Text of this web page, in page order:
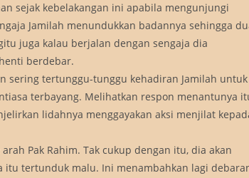
sejak kebelakangan ini apabila mengunjungi
Jamilah menundukkan badannya sehingga
juga kalau berjalan dengan sengaja dia
berdebar.
sering tertunggu-tunggu kehadiran Jamilah untuk
terbayang. Melihatkan respon menantunya
lidahnya menggayakan aksi menjilat
Pak Rahim. Tak cukup dengan itu, dia akan
itu tertunduk malu. Ini menambahkan lagi